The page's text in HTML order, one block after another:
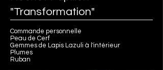
"Transformation"
Commande personnelle
Peau de Cerf
Gemmes de Lapis Lazuli à l'intérieur
Plumes
Ruban